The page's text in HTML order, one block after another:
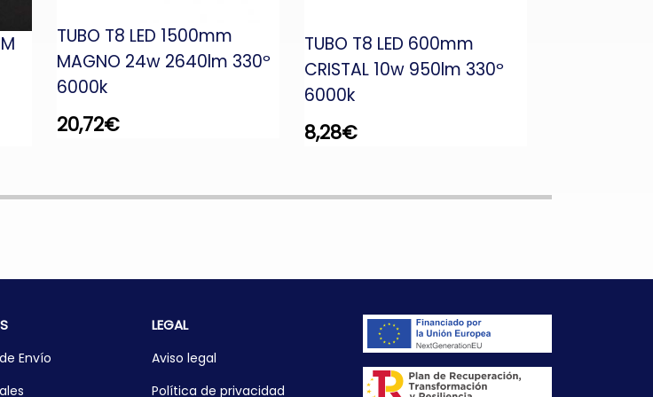
TUBO T8 LED 1500mm
MAGNO 24w 2640lm 330º
6000k
20,72€
TUBO T8 LED 600mm
CRISTAL 10w 950lm 330º
6000k
8,28€
Envío
LEGAL
Aviso legal
Política de privacidad